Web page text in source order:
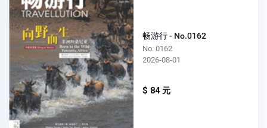
畅游行 - No.0162
No. 0162
2026-08-01
$ 84 元